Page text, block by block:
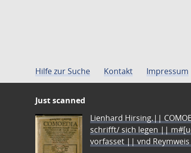
Hilfe zur Suche Kontakt Impressum
Just scanned
Lienhard Hirsing.||
schrifft/ sich legen ||
vorfasset || vnd